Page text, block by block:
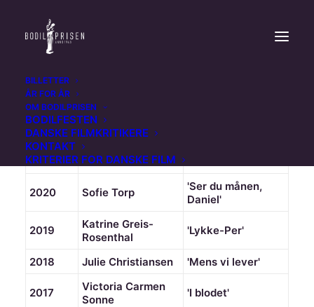
BILLETTER
ÅR FOR ÅR
OM BODILPRISEN
BODILFESTEN
DANSKE FILMKRITIKERE
KONTAKT
KRITERIER FOR DANSKE FILM
[table]
År
Skuespiller
2021
Sidse Babett
Knudsen
2020 Sofie Torp
'Ser du månen,
Daniel'
2019
Katrine Greis-
Rosenthal
'Lykke-Per'
2018 Julie Christiansen 'Mens vi lever'
2017
Victoria Carmen
Sonne
'I blodet'